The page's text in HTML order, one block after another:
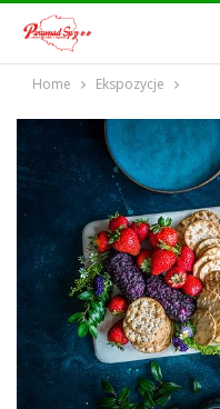
Home Ekspozycje